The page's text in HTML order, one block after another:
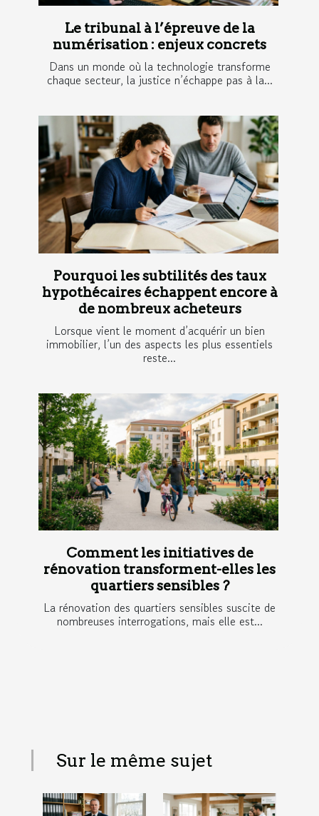
Le tribunal à l’épreuve de la
numérisation : enjeux concrets
Dans un monde où la technologie transforme
chaque secteur, la justice n’échappe pas à la...
Pourquoi les subtilités des taux
hypothécaires échappent encore à
de nombreux acheteurs
Lorsque vient le moment d’acquérir un bien
immobilier, l’un des aspects les plus essentiels
reste...
Comment les initiatives de
rénovation transforment-elles les
quartiers sensibles ?
La rénovation des quartiers sensibles suscite de
nombreuses interrogations, mais elle est...
Sur le même sujet